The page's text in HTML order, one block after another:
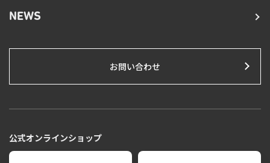
NEWS
お問い合わせ
公式オンラインショップ